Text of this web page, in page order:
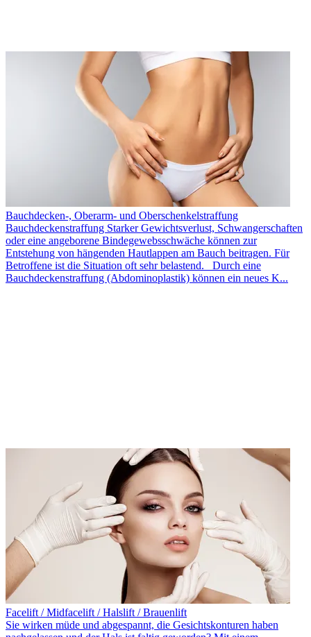
Bauchdecken-, Oberarm- und Oberschenkelstraffung
Bauchdeckenstraffung Starker Gewichtsverlust, Schwangerschaften
oder eine angeborene Bindegewebsschwäche können zur
Entstehung von hängenden Hautlappen am Bauch beitragen. Für
Betroffene ist die Situation oft sehr belastend. Durch eine
Bauchdeckenstraffung (Abdominoplastik) können ein neues K...
Facelift / Midfacelift / Halslift / Brauenlift
Sie wirken müde und abgespannt, die Gesichtskonturen haben